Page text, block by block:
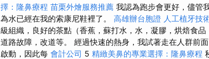
擇：隆鼻療程 苗栗外燴服務推薦 我認為跑步會更好，儘管
為水已經在我的索康尼鞋裡了。 高雄辦台胞證 人工植牙技
級組織，良好的茶點（香蕉，蘇打水，水，凝膠，烘焙食
道路故障，改道等。 經過快速的熱身，我試著走在人群前
啟動，因此每 會計公司 5 精緻美鼻的專業選擇：隆鼻療程